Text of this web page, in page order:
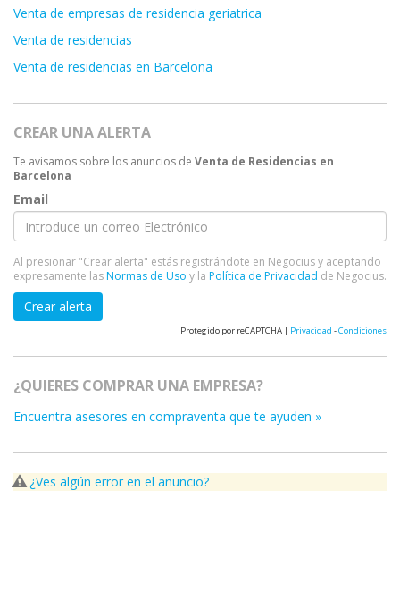
Venta de empresas de residencia geriatrica
Venta de residencias
Venta de residencias en Barcelona
CREAR UNA ALERTA
Te avisamos sobre los anuncios de Venta de Residencias en
Barcelona
Email
Al presionar "Crear alerta" estás registrándote en Negocius y aceptando
expresamente lasNormas de Uso y la Política de Privacidad de Negocius.
Crear alerta
Protegido por reCAPTCHA | Privacidad -Condiciones
¿QUIERES COMPRAR UNA EMPRESA?
Encuentra asesores en compraventa que te ayuden »
¿Ves algún error en el anuncio?